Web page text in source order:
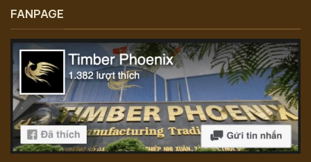
FANPAGE